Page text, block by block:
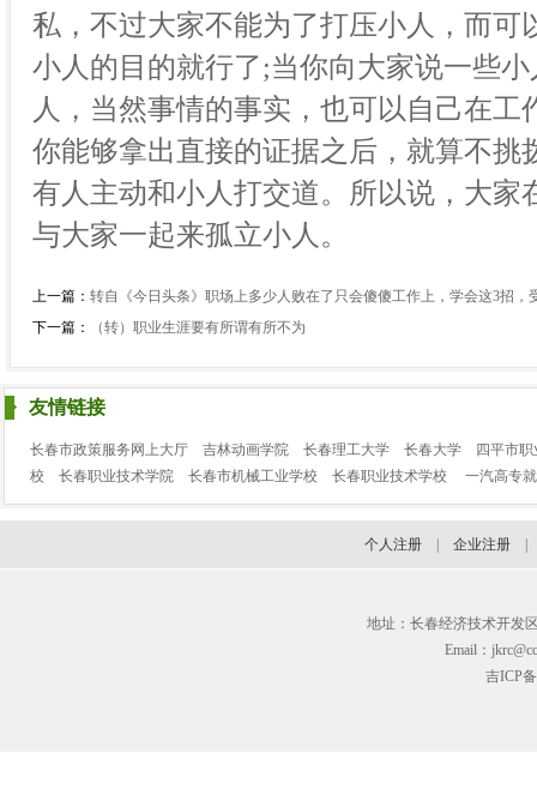
私，不过大家不能为了打压小人，而
小人的目的就行了;当你向大家说一些
人，当然事情的事实，也可以自己在
你能够拿出直接的证据之后，就算不
有人主动和小人打交道。所以说，大
与大家一起来孤立小人。
上一篇： 转自《今日头条》职场上多少人败在了只会傻傻工作上，学会这3招，
下一篇：
（转）职业生涯要有所谓有所不为
友情链接
长春市政策服务网上大厅 吉林动画学院 长春理工大学 长春大学
四平市
校
长春职业技术学院 长春市机械工业学校 长春职业技术学校 一汽高专
个人注册 企业注册
地址：长春经济技术开发
Email：
吉ICP